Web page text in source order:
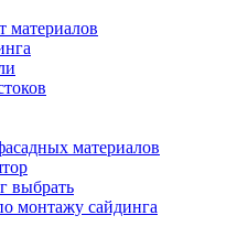
материалов
материалов
выбрать
монтажу сайдинга